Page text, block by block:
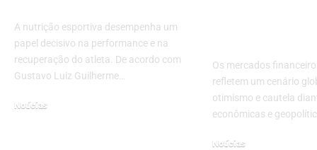
A nutrição esportiva desempenha um
papel decisivo na performance e na
recuperação do atleta. De acordo com
Gustavo Luiz Guilherme…
Notícias
Os mercados
refletem um cenário
otimismo e cautela
econômicas e
Notícias